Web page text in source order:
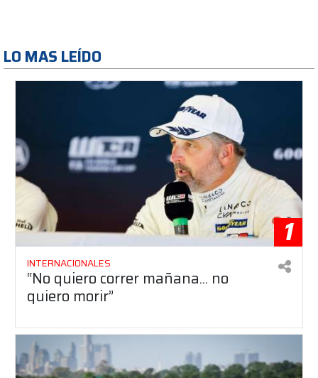
LO MAS LEÍDO
1
INTERNACIONALES
“No quiero correr mañana... no
quiero morir”